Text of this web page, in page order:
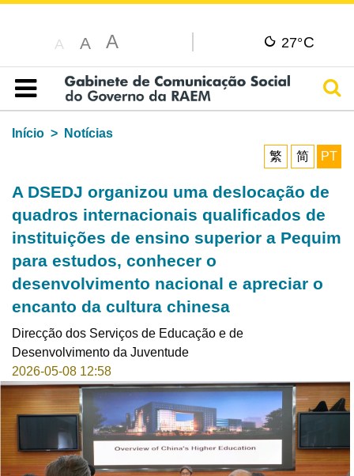
A A A 27°C
Índice
Início
Notícias
繁
简 PT
A DSEDJ organizou uma deslocação de
quadros internacionais qualificados de
instituições de ensino superior a Pequim
para estudos, conhecer o
desenvolvimento nacional e apreciar o
encanto da cultura chinesa
Direcção dos Serviços de Educação e de
Desenvolvimento da Juventude
2026-05-08 12:58